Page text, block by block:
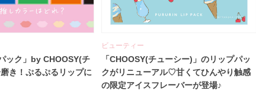
ック」by CHOOSY(チ
き！ぷるぷるリップに
ビューティー
「CHOOSY(チューシー)」のリップパッ
クがリニューアル♡甘くてひんやり触感
の限定アイスフレーバーが登場♪